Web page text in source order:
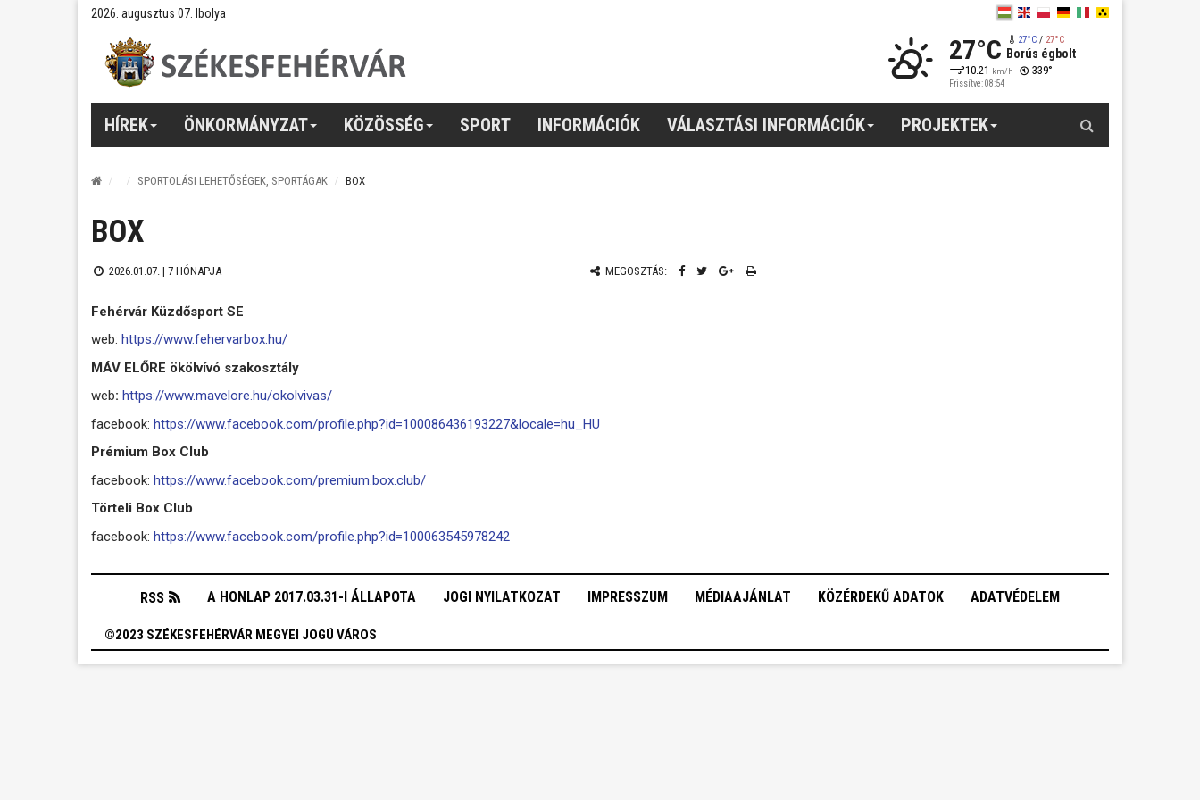
2026. augusztus 07. Ibolya
27°C 27°C/ 27°C
Borús égbolt
10.21 km/h 339°
Frissítve: 08:54
HÍREK ÖNKORMÁNYZAT KÖZÖSSÉG SPORT INFORMÁCIÓK VÁLASZTÁSI INFORMÁCIÓK PROJEKTEK
SPORTOLÁSI LEHETŐSÉGEK, SPORTÁGAK BOX
BOX
2026.01.07. | 7 HÓNAPJA MEGOSZTÁS:
Fehérvár Küzdősport SE
web: https://www.fehervarbox.hu/
MÁV ELŐRE ökölvívó szakosztály
web: https://www.mavelore.hu/okolvivas/
facebook: https://www.facebook.com/profile.php?id=100086436193227&locale=hu_HU
Prémium Box Club
facebook: https://www.facebook.com/premium.box.club/
Törteli Box Club
facebook: https://www.facebook.com/profile.php?id=100063545978242
RSS A HONLAP 2017.03.31-I ÁLLAPOTA JOGI NYILATKOZAT IMPRESSZUM MÉDIAAJÁNLAT KÖZÉRDEKŰ ADATOK ADATVÉDELEM
©2023 SZÉKESFEHÉRVÁR MEGYEI JOGÚ VÁROS